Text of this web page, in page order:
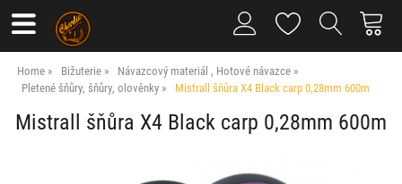
Home Bižuterie
Návazcový materiál , Hotové návazce
Pletené šňůry, šňůry, olověnky
Mistrall šňůra X4 Black carp 0,28mm 600m
Mistrall šňůra X4 Black carp 0,28mm 600m